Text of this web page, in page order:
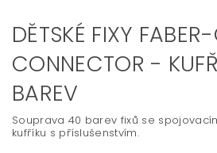
DĚTSKÉ FIXY
CONNECTOR -
BAREV
Souprava 40 barev fixů se
kufříku s příslušenstvím.